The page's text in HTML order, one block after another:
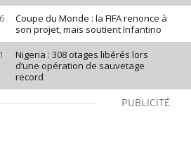
Coupe du Monde : la FIFA renonce à
son projet, mais soutient Infantino
Nigeria : 308 otages libérés lors
d’une opération de sauvetage
record
PUBLICITÉ